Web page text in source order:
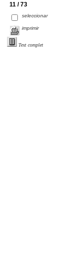
11 / 73
seleccionar
imprimir
Text complet